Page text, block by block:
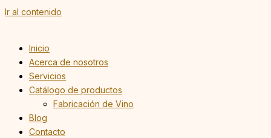
Ir al contenido
Inicio
Acerca de nosotros
Servicios
Catálogo de productos
Fabricación de Vino
Blog
Contacto